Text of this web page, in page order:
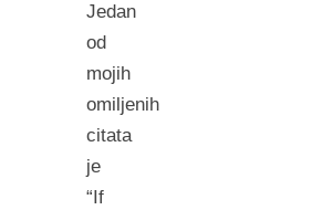
Jedan
od
mojih
omiljenih
citata
je
“If